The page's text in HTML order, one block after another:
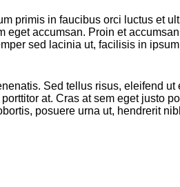
primis in faucibus orci luctus et
accumsan. Proin et
sed lacinia ut, facilisis in
Sed tellus risus, eleifend
at. Cras at sem eget justo
posuere urna ut, hendrerit